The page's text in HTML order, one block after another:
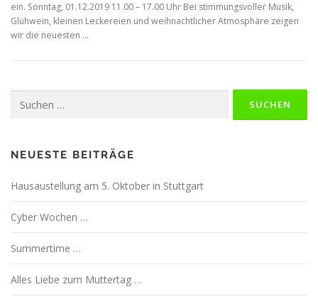
ein. Sonntag, 01.12.2019 11.00 – 17.00 Uhr Bei stimmungsvoller Musik,
Glühwein, kleinen Leckereien und weihnachtlicher Atmosphäre zeigen
wir die neuesten …
nach:
NEUESTE BEITRÄGE
Hausaustellung am 5. Oktober in Stuttgart
Cyber Wochen …
Summertime …
Alles Liebe zum Muttertag …